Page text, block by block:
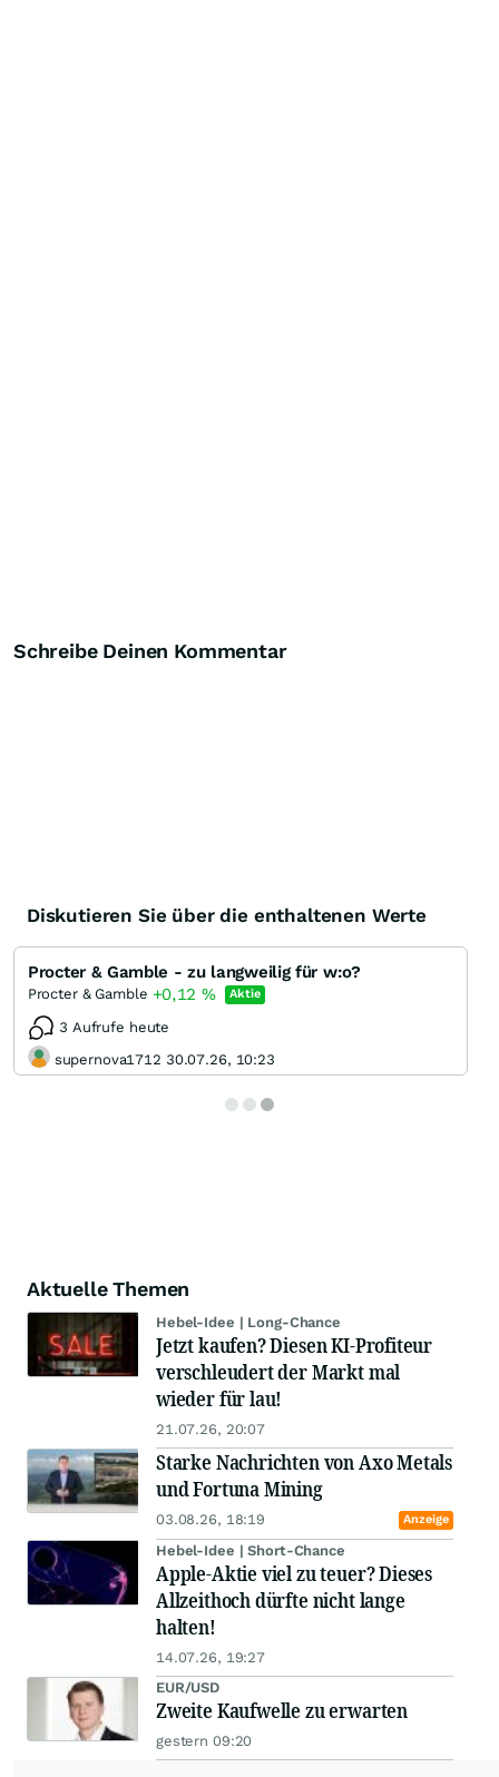
Schreibe Deinen Kommentar
Diskutieren Sie über die enthaltenen Werte
Procter & Gamble - zu langweilig für w:o?
Procter & Gamble +0,12% Aktie
3 Aufrufe heute
supernova1712 30.07.26, 10:23
Aktuelle Themen
Hebel-Idee | Long-Chance
Jetzt kaufen? Diesen KI-Profiteur
verschleudert der Markt mal
wieder für lau!
21.07.26, 20:07
Starke Nachrichten von Axo Metals
und Fortuna Mining
03.08.26, 18:19 Anzeige
Hebel-Idee | Short-Chance
Apple-Aktie viel zu teuer? Dieses
Allzeithoch dürfte nicht lange
halten!
14.07.26, 19:27
EUR/USD
Zweite Kaufwelle zu erwarten
gestern 09:20